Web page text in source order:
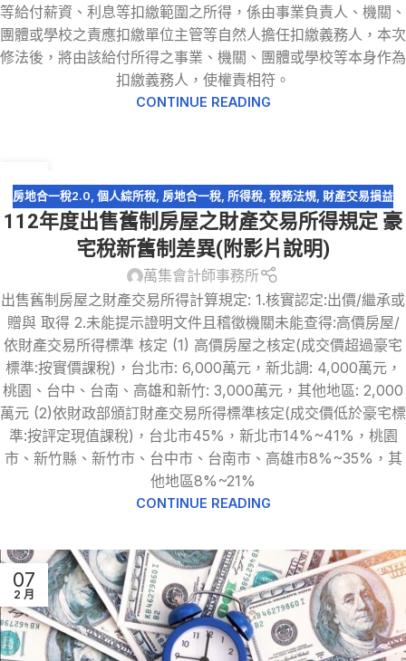
等給付薪資、利息等扣繳範圍之所得，係由事業負責人、機關、
團體或學校之責應扣繳單位主管等自然人擔任扣繳義務人，本次
修法後，將由該給付所得之事業、機關、團體或學校等本身作為
扣繳義務人，使權責相符。
CONTINUE READING
19
4 月
房地合一稅2.0, 個人綜所稅, 房地合一稅, 所得稅, 稅務法規, 財產交易損益
112年度出售舊制房屋之財產交易所得規定 豪
宅稅新舊制差異(附影片說明)
萬集會計師事務所
出售舊制房屋之財產交易所得計算規定: 1.核實認定:出價/繼承或
贈與 取得 2.未能提示證明文件且稽徵機關未能查得:高價房屋/
依財產交易所得標準 核定 (1) 高價房屋之核定(成交價超過豪宅
標準:按實價課稅)，台北市: 6,000萬元，新北調: 4,000萬元，
桃園、台中、台南、高雄和新竹: 3,000萬元，其他地區: 2,000
萬元 (2)依財政部頒訂財產交易所得標準核定(成交價低於豪宅標
準:按評定現值課稅)，台北市45%，新北市14%~41%，桃園
市、新竹縣、新竹市、台中市、台南市、高雄市8%~35%，其
他地區8%~21%
CONTINUE READING
07
2 月